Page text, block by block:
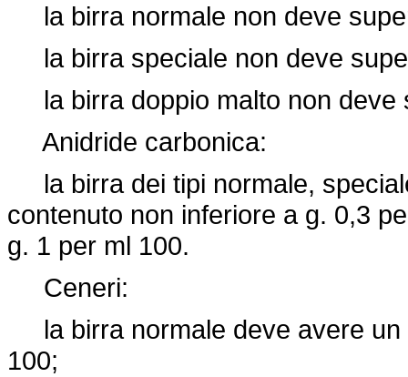
la birra normale non deve
la birra speciale non deve
la birra doppio malto non deve
Anidride carbonica:
la birra dei tipi normale,
contenuto non inferiore a g. 0,3
g. 1 per ml 100.
Ceneri:
la birra normale deve avere un
100;